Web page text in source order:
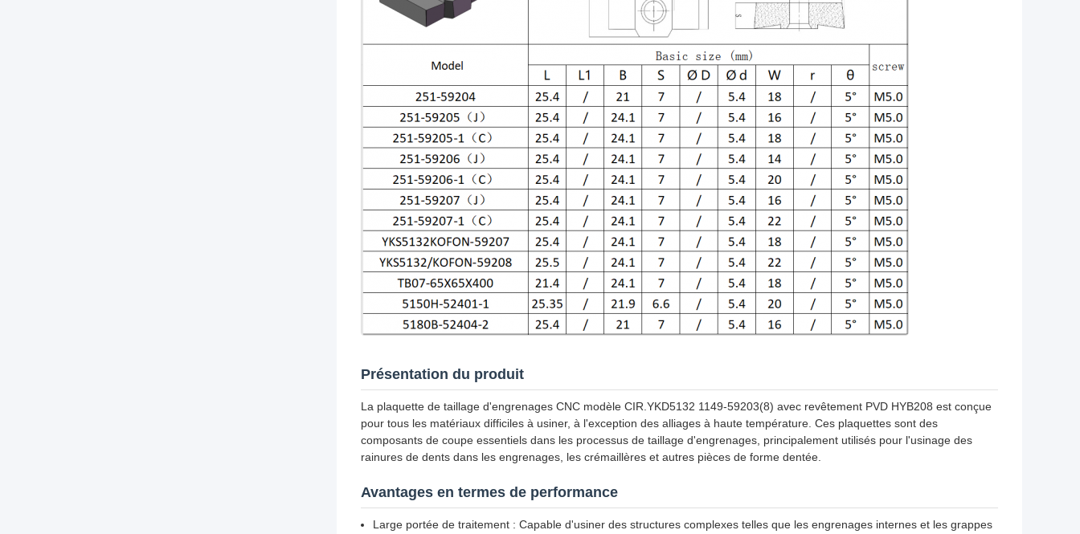
Présentation du produit
La plaquette de taillage d'engrenages CNC modèle CIR.YKD5132 1149-59203(8) avec revêtement PVD HYB208 est conçue
pour tous les matériaux difficiles à usiner, à l'exception des alliages à haute température. Ces plaquettes sont des
composants de coupe essentiels dans les processus de taillage d'engrenages, principalement utilisés pour l'usinage des
rainures de dents dans les engrenages, les crémaillères et autres pièces de forme dentée.
Avantages en termes de performance
Large portée de traitement : Capable d'usiner des structures complexes telles que les engrenages internes et les grappes